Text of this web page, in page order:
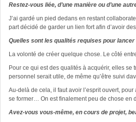
Restez-vous liée, d’une manière ou d’une
J’ai gardé un pied dedans en restant
part décidé de garder un lien fort afin d’avoir
Quelles sont les qualités requises pour
La volonté de créer quelque chose. Le côté
Pour ce qui est des qualités à acquérir, elles
personnel serait utile, de même qu’être suivi
Au-delà de cela, il faut avoir l’esprit ouvert,
se former… On est finalement peu de chose en
Avez-vous vous-même, en cours de projet,